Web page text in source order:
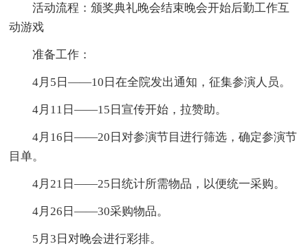
活动流程：颁奖典礼晚会结束晚会开始后勤工作互
动游戏
准备工作：
4月5日——10日在全院发出通知，征集参演人员。
4月11日——15日宣传开始，拉赞助。
4月16日——20日对参演节目进行筛选，确定参演节
目单。
4月21日——25日统计所需物品，以便统一采购。
4月26日——30采购物品。
5月3日对晚会进行彩排。